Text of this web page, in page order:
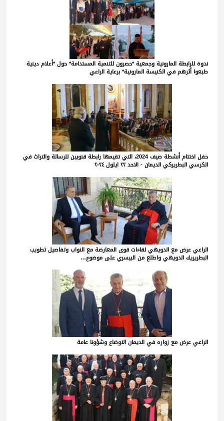
ندوة للرابطة المارونية وجمعية *حصرون للتنمية المستدامة* حول *أعلام دينية
طبعوا أثرهم في الكنيسة المارونية* برعاية الراعي
حفل اختتام أنشطة صيف 2024، التي تقيمها رابطة قنوبين للرسالة والتراث في
الكرسي البطريركي الديمان - الاحد ٢٢ ايلول ٢٠٢٤
الراعي عرض مع الدويهي لقاءات قوى المعارضة مع النواب وتفاصيل تطويب
البطريريك الدويهي واطلع من البيسري على موضوع…
الراعي عرض مع زواره في الديمان الاوضاع وشؤونا عامة